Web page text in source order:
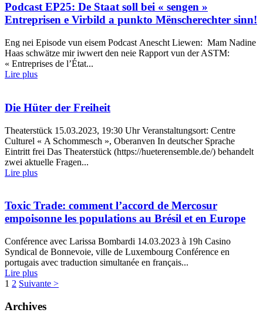
Podcast EP25: De Staat soll bei « sengen »
Entreprisen e Virbild a punkto Mënscherechter sinn!
Eng nei Episode vun eisem Podcast Anescht Liewen: Mam Nadine
Haas schwätze mir iwwert den neie Rapport vun der ASTM:
« Entreprises de l’État...
Lire plus
Die Hüter der Freiheit
Theaterstück 15.03.2023, 19:30 Uhr Veranstaltungsort: Centre
Culturel « A Schommesch », Oberanven In deutscher Sprache
Eintritt frei Das Theaterstück (https://hueterensemble.de/) behandelt
zwei aktuelle Fragen...
Lire plus
Toxic Trade: comment l’accord de Mercosur
empoisonne les populations au Brésil et en Europe
Conférence avec Larissa Bombardi 14.03.2023 à 19h Casino
Syndical de Bonnevoie, ville de Luxembourg Conférence en
portugais avec traduction simultanée en français...
Lire plus
1 2 Suivante >
Archives